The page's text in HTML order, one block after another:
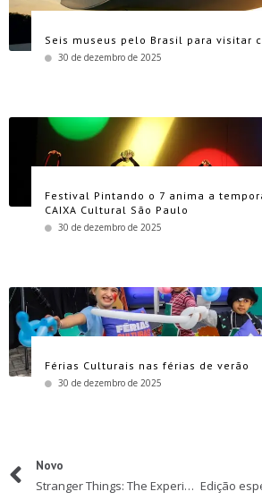
Seis museus pelo Brasil para visitar
30 de dezembro de 2025
Festival Pintando o 7 anima a
CAIXA Cultural São Paulo
30 de dezembro de 2025
Férias Culturais nas férias de verão
30 de dezembro de 2025
Novo
Stranger Things: The Experience leva o Mundo Invertido para São Paulo em abril com desafios eletrizantes